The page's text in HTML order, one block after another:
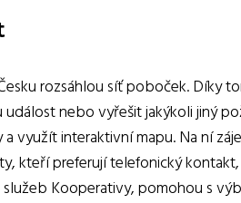
rozsáhlou síť poboček. Díky
nebo vyřešit jakýkoli jiný
interaktivní mapu. Na ní
kteří preferují telefonický
Kooperativy, pomohou s